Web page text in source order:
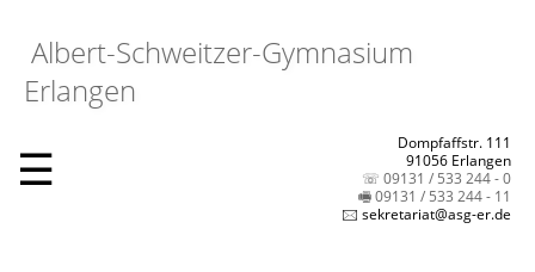
Albert-Schweitzer-Gymnasium
Erlangen
☰
Dompfaffstr. 111
91056 Erlangen
☏ 09131 / 533 244 - 0
🖷 09131 / 533 244 - 11
🖂 sekretariat@asg-er.de